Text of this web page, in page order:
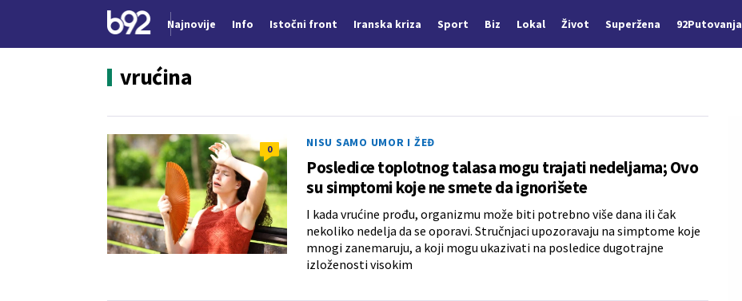
Najnovije Info Istočni front Iranska kriza Sport Biz Lokal Život Superžena 92Putovanja
vrućina
0 NISU SAMO UMOR I ŽEĐ
Posledice toplotnog talasa mogu trajati nedeljama; Ovo
su simptomi koje ne smete da ignorišete
I kada vrućine prođu, organizmu može biti potrebno više dana ili čak
nekoliko nedelja da se oporavi. Stručnjaci upozoravaju na simptome koje
mnogi zanemaruju, a koji mogu ukazivati na posledice dugotrajne
izloženosti visokim